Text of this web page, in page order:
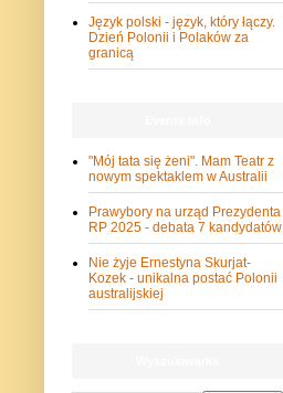
Język polski - język, który łączy.
Dzień Polonii i Polaków za
granicą
"Mój tata się żeni". Mam Teatr z
nowym spektaklem w Australii
Prawybory na urząd Prezydenta
RP 2025 - debata 7 kandydatów
Nie żyje Ernestyna Skurjat-
Kozek - unikalna postać Polonii
australijskiej